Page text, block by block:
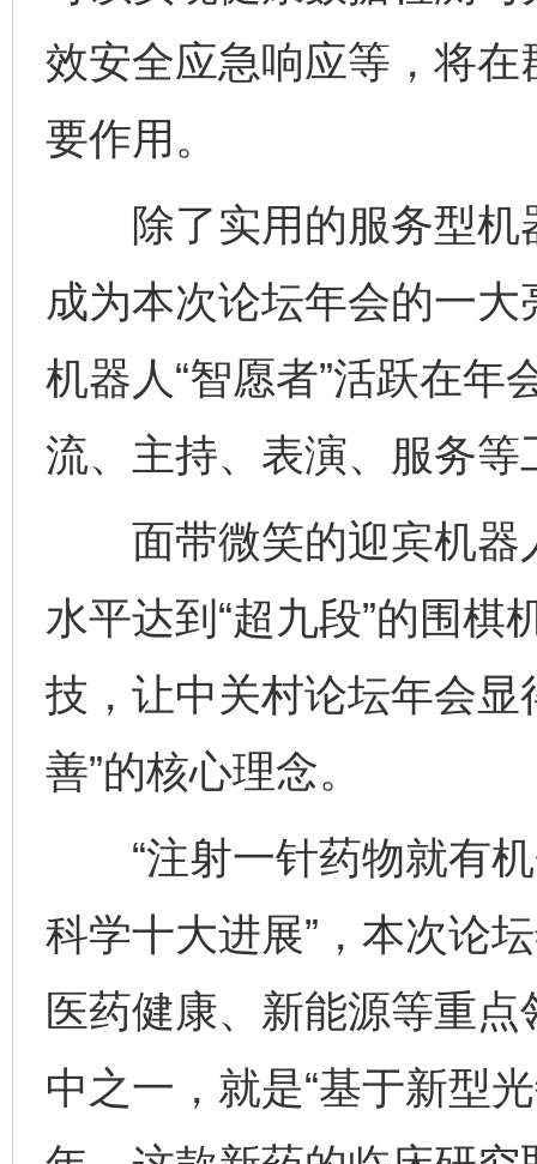
效安全应急响应等，将
要作用。
除了实用的服务型机
成为本次论坛年会的一
机器人“智愿者”活跃在年
流、主持、表演、服务
面带微笑的迎宾机器
水平达到“超九段”的围
技，让中关村论坛年会显
善”的核心理念。
“注射一针药物就有机
科学十大进展”，本次论
医药健康、新能源等重点
中之一，就是“基于新型
完善运行机制助力责任有效落实 一纸欠